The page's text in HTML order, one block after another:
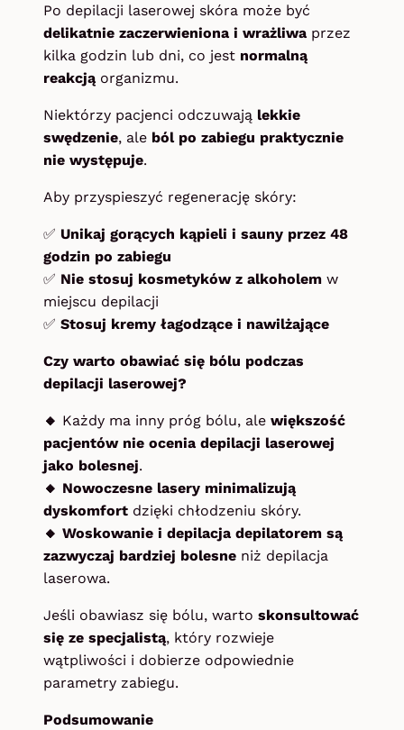
Po depilacji laserowej skóra może być
delikatnie zaczerwieniona i wrażliwa przez
kilka godzin lub dni, co jest normalną
reakcją organizmu.
Niektórzy pacjenci odczuwają lekkie
swędzenie, ale ból po zabiegu praktycznie
nie występuje.
Aby przyspieszyć regenerację skóry:
✅ Unikaj gorących kąpieli i sauny przez 48
godzin po zabiegu
✅ Nie stosuj kosmetyków z alkoholem w
miejscu depilacji
✅ Stosuj kremy łagodzące i nawilżające
Czy warto obawiać się bólu podczas
depilacji laserowej?
🔸 Każdy ma inny próg bólu, ale większość
pacjentów nie ocenia depilacji laserowej
jako bolesnej.
🔸 Nowoczesne lasery minimalizują
dyskomfort dzięki chłodzeniu skóry.
🔸 Woskowanie i depilacja depilatorem są
zazwyczaj bardziej bolesne niż depilacja
laserowa.
Jeśli obawiasz się bólu, warto skonsultować
się ze specjalistą, który rozwieje
wątpliwości i dobierze odpowiednie
parametry zabiegu.
Podsumowanie